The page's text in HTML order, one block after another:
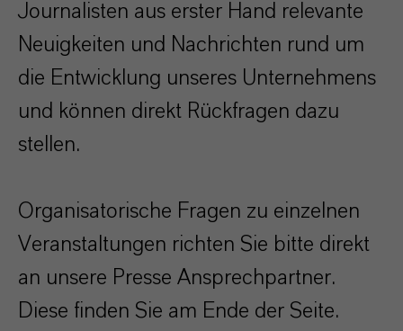
Journalisten aus erster Hand relevante
Neuigkeiten und Nachrichten rund um
die Entwicklung unseres Unternehmens
und können direkt Rückfragen dazu
stellen.
Organisatorische Fragen zu einzelnen
Veranstaltungen richten Sie bitte direkt
an unsere Presse Ansprechpartner.
Diese finden Sie am Ende der Seite.